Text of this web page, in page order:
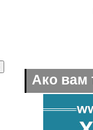
Ако вам